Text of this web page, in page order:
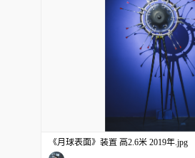
《月球表面》装置 高2.6米 2019年.jpg